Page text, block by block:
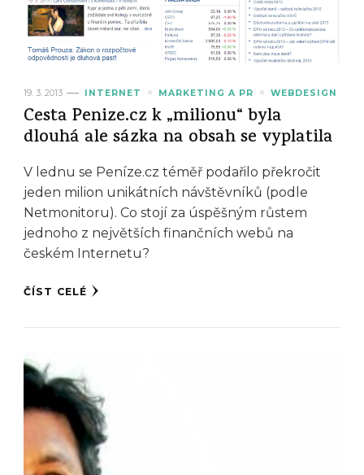
19. 3. 2013 INTERNET MARKETING A PR WEBDESIGN
Cesta Penize.cz k „milionu“ byla
dlouhá ale sázka na obsah se vyplatila
V lednu se Peníze.cz téměř podařilo překročit
jeden milion unikátních návštěvníků (podle
Netmonitoru). Co stojí za úspěšným růstem
jednoho z největších finančních webů na
českém Internetu?
ČÍST CELÉ